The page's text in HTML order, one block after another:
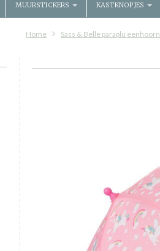
MUURSTICKERS KASTKNOPJES
Home Sass & Belle paraplu eenhoorn